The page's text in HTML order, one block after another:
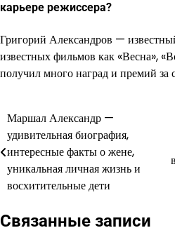
карьере режиссера?
Григорий Александров —
известных фильмов как «Весна»,
получил много наград и премий за
Навигация
по
записям
Маршал Александр —
удивительная биография,
интересные факты о жене,
уникальная личная жизнь и
восхитительные дети
Связанные записи